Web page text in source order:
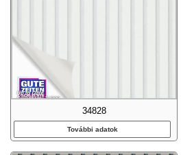
34828
További adatok